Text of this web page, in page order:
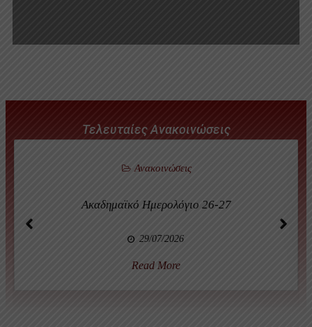
Τελευταίες Ανακοινώσεις
Ανακοινώσεις
Aκαδημαϊκό Ημερολόγιο 26-27
29/07/2026
Read More